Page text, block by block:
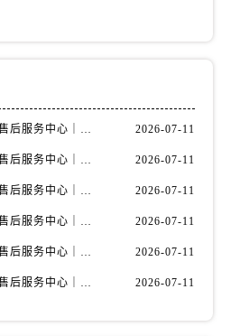
安徽省池州市贵池区长江路爱彼售后服务中心（需提前预约）
亲身探访爱彼天津官方售后服务中心｜全部地址与售后电话（2026年7月最新） 2026-07-11
亲身探访爱彼合肥官方售后服务中心｜热线电话与网点地址（2026年7月最新） 2026-07-11
亲身探访爱彼重庆官方售后服务中心｜详细地址与售后电话（2026年7月最新） 2026-07-11
亲身探访爱彼常州官方售后服务中心｜热线与地址（2026年7月最新） 2026-07-11
亲身探访爱彼贵阳官方售后服务中心｜网点地址及热线（2026年7月最新） 2026-07-11
亲身探访爱彼泉州官方售后服务中心｜服务热线及具体地址（2026年7月最新） 2026-07-11